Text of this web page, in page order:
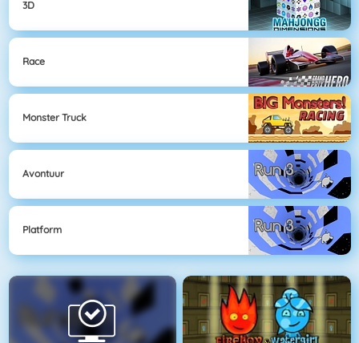
3D
Race
Monster Truck
Avontuur
Platform